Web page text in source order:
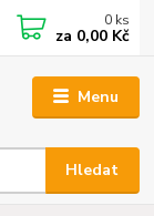
Menu
Hledat
0 ks
za 0,00 Kč